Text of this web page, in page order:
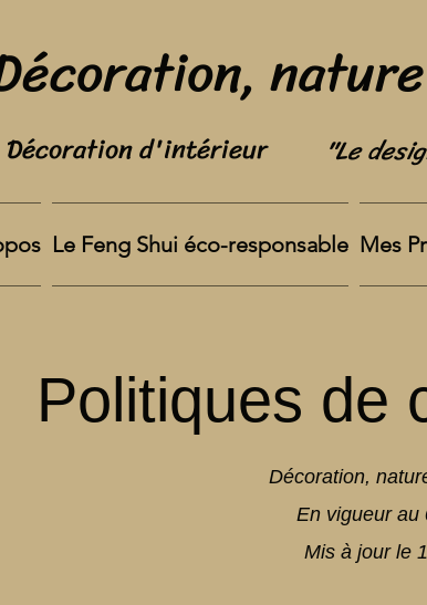
Décoration d'intérieur
Le Feng Shui éco-responsable Mes
"Le
Politiques de
Décoration,
En vigueur au
Mis à jour le